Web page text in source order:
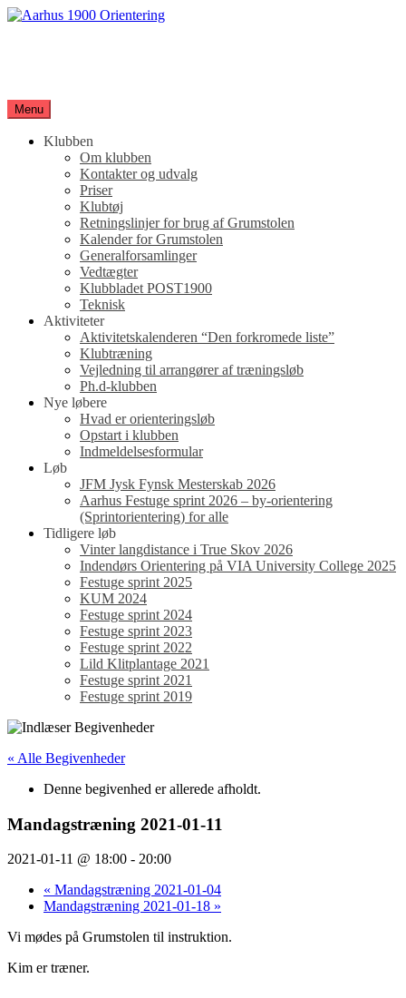
Spring
Menu
Klubben
Om klubben
Kontakter og udvalg
Priser
Klubtøj
Retningslinjer for brug af Grumstolen
Kalender for Grumstolen
Generalforsamlinger
Vedtægter
Klubbladet POST1900
Teknisk
Aktiviteter
Aktivitetskalenderen “Den forkromede liste”
Klubtræning
Vejledning til arrangører af træningsløb
Ph.d-klubben
Nye løbere
Hvad er orienteringsløb
Opstart i klubben
Indmeldelsesformular
Løb
JFM Jysk Fynsk Mesterskab 2026
Aarhus Festuge sprint 2026 – by-orientering
(Sprintorientering) for alle
Tidligere løb
Vinter langdistance i True Skov 2026
Indendørs Orientering på VIA University College 2025
Festuge sprint 2025
KUM 2024
Festuge sprint 2024
Festuge sprint 2023
Festuge sprint 2022
Lild Klitplantage 2021
Festuge sprint 2021
Festuge sprint 2019
« Alle Begivenheder
Denne begivenhed er allerede afholdt.
Mandagstræning 2021-01-11
2021-01-11 @ 18:00 - 20:00
« Mandagstræning 2021-01-04
Mandagstræning 2021-01-18 »
Vi mødes på Grumstolen til instruktion.
Kim er træner.